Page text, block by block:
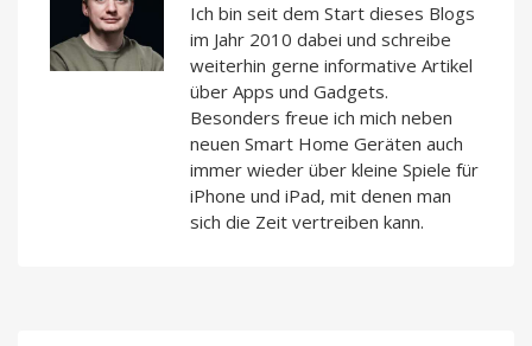
Ich bin seit dem Start dieses Blogs
im Jahr 2010 dabei und schreibe
weiterhin gerne informative Artikel
über Apps und Gadgets.
Besonders freue ich mich neben
neuen Smart Home Geräten auch
immer wieder über kleine Spiele für
iPhone und iPad, mit denen man
sich die Zeit vertreiben kann.